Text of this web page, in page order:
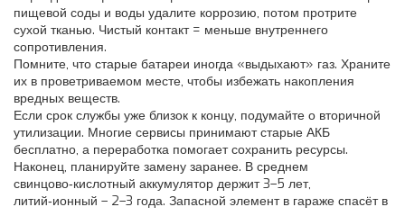
пищевой соды и воды удалите коррозию, потом протрите
сухой тканью. Чистый контакт = меньше внутреннего
сопротивления.
Помните, что старые батареи иногда «выдыхают» газ. Храните
их в проветриваемом месте, чтобы избежать накопления
вредных веществ.
Если срок службы уже близок к концу, подумайте о вторичной
утилизации. Многие сервисы принимают старые АКБ
бесплатно, а переработка помогает сохранить ресурсы.
Наконец, планируйте замену заранее. В среднем
свинцово‑кислотный аккумулятор держит 3–5 лет,
литий‑ионный – 2–3 года. Запасной элемент в гараже спасёт в